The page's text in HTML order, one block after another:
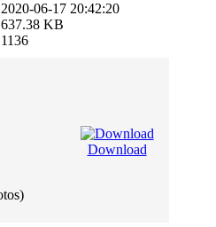
2020-06-17 20:42:20
637.38 KB
1136
Download